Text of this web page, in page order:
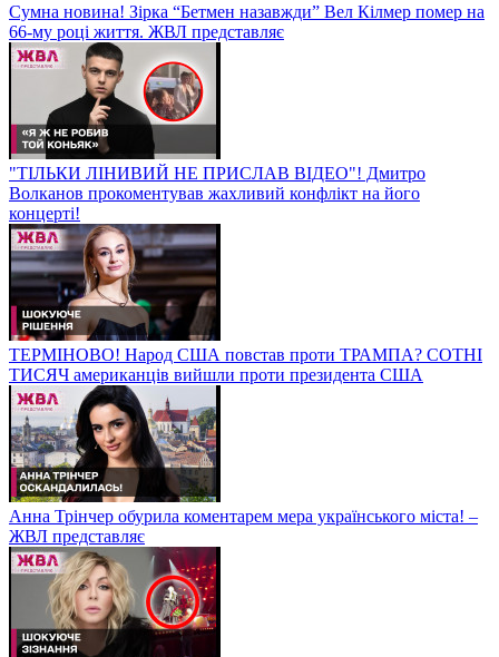
Сумна новина! Зірка “Бетмен назавжди” Вел Кілмер помер на
66-му році життя. ЖВЛ представляє
"ТІЛЬКИ ЛІНИВИЙ НЕ ПРИСЛАВ ВІДЕО"! Дмитро
Волканов прокоментував жахливий конфлікт на його
концерті!
ТЕРМІНОВО! Народ США повстав проти ТРАМПА? СОТНІ
ТИСЯЧ американців вийшли проти президента США
Анна Трінчер обурила коментарем мера українського міста! –
ЖВЛ представляє